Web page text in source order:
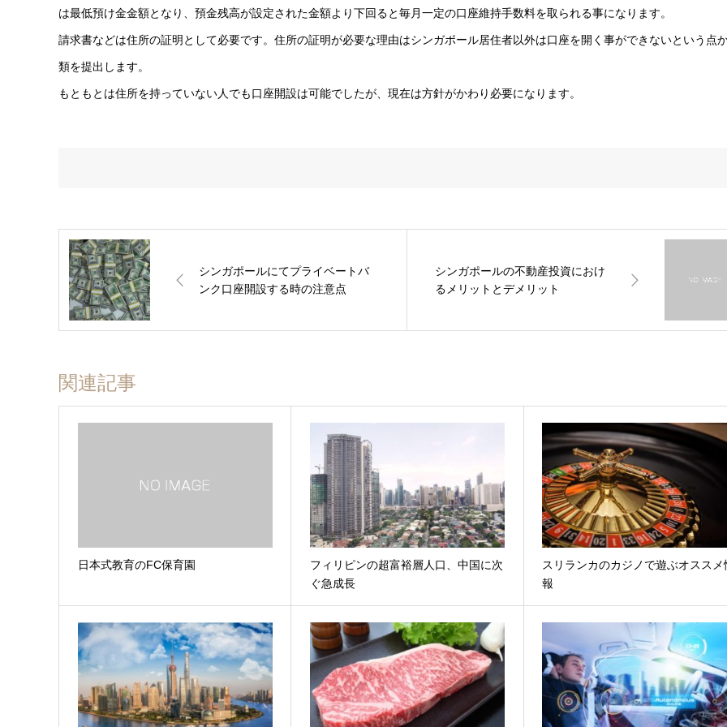
は最低預け金金額となり、預金残高が設定された金額より下回ると毎月一定の口座維持手数料を取られる事になります。
請求書などは住所の証明として必要です。住所の証明が必要な理由はシンガポール居住者以外は口座を開く事ができないという点
類を提出します。
もともとは住所を持っていない人でも口座開設は可能でしたが、現在は方針がかわり必要になります。
シンガポールにてプライベートバ
ンク口座開設する時の注意点
シンガポールの不動産投資におけ
るメリットとデメリット
関連記事
日本式教育のFC保育園
フィリピンの超富裕層人口、中国に次
ぐ急成長
スリランカのカジノで遊ぶオススメ
報